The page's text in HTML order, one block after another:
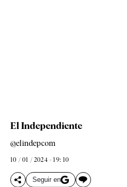
El Independiente
@elindepcom
10 / 01 / 2024 - 19: 10
Seguir en